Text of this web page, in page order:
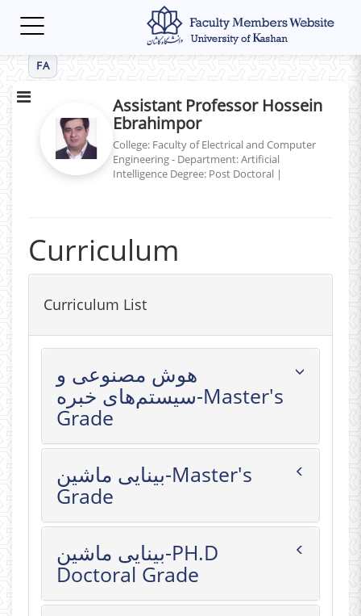
Toggle
FA
Assistant Professor Hossein
Ebrahimpor
College: Faculty of Electrical and Computer
Engineering - Department: Artificial
Intelligence Degree: Post Doctoral |
Curriculum
Curriculum List
هوش مصنوعی و
سیستم‌های خبره-Master's
Grade
بینایی ماشین-Master's
Grade
بینایی ماشین-PH.D
Doctoral Grade